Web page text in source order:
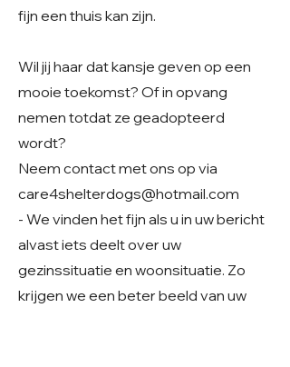
fijn een thuis kan zijn.
Wil jij haar dat kansje geven op een
mooie toekomst? Of in opvang
nemen totdat ze geadopteerd
wordt?
Neem contact met ons op via
care4shelterdogs@hotmail.com
- We vinden het fijn als u in uw bericht
alvast iets deelt over uw
gezinssituatie en woonsituatie. Zo
krijgen we een beter beeld van uw